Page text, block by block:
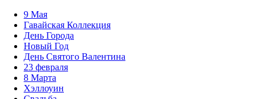
9 Мая
Гавайская Коллекция
День Города
Новый Год
День Святого Валентина
23 февраля
8 Марта
Хэллоуин